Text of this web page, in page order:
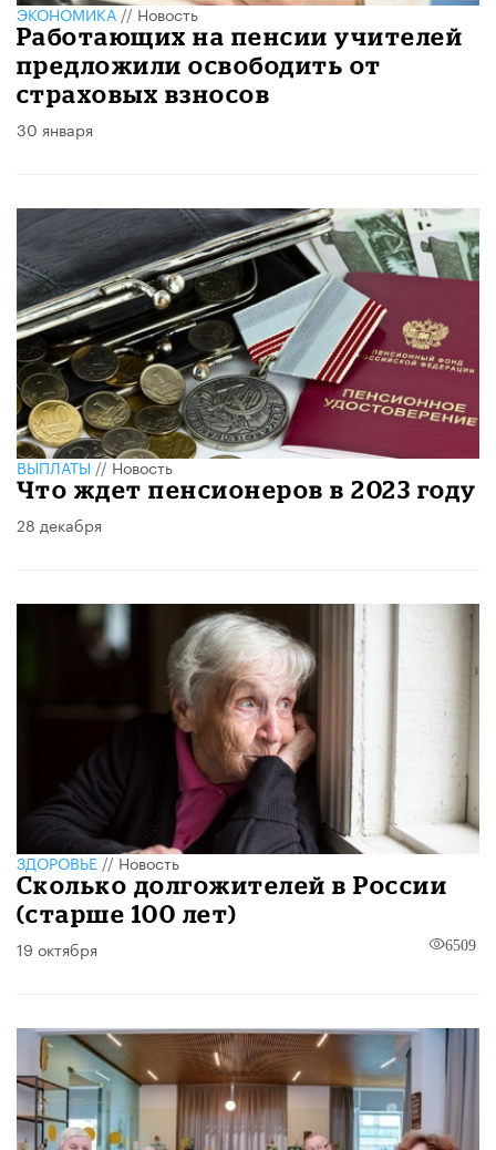
ЭКОНОМИКА//Новость
Работающих на пенсии учителей
предложили освободить от
страховых взносов
30 января
ВЫПЛАТЫ//Новость
Что ждет пенсионеров в 2023 году
28 декабря
ЗДОРОВЬЕ//Новость
Сколько долгожителей в России
(старше 100 лет)
19 октября 6509